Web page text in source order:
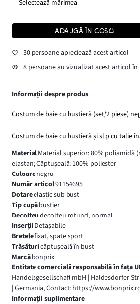
Selectează mărimea
ADAUGĂ ÎN COȘ
30 persoane apreciează acest articol
8 persoane au vizualizat acest articol
Informații despre produs
Costum de baie cu bustieră (set/2 piese)
Costum de baie cu bustieră și slip cu talie
MaterialMaterial superior: 80% poliamidă
elastan; Căptuşeală: 100% poliester
Culoarenegru
Număr articol91154695
Dotareelastic sub bust
Tip cupăbustier
Decolteudecolteu rotund, normal
Inserții Detașabile
Bretelefixat, spate sport
Trăsăturicăptușeală în bust
Marcăbonprix
Entitate comercială responsabilă în fața
Handelsgesellschaft mbH | Haldesdorfer
| Germania, Contact: https://
Informaţii suplimentare